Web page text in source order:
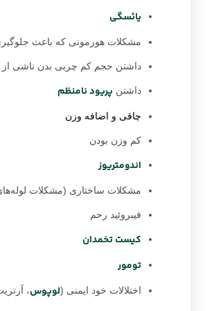
یائسگی
مشکلات هورمونی که باعث
داشتن حجم کم چربی بدن ناشی از
داشتن پریود نامنظم
چاقی و اضافه وزن
کم وزن بودن
اندومتریوز
مشکلات ساختاری (مشکلات
فیبروئید رحم
کیست تخمدان
تومور
اختلالات خود ایمنی (لوپوس،